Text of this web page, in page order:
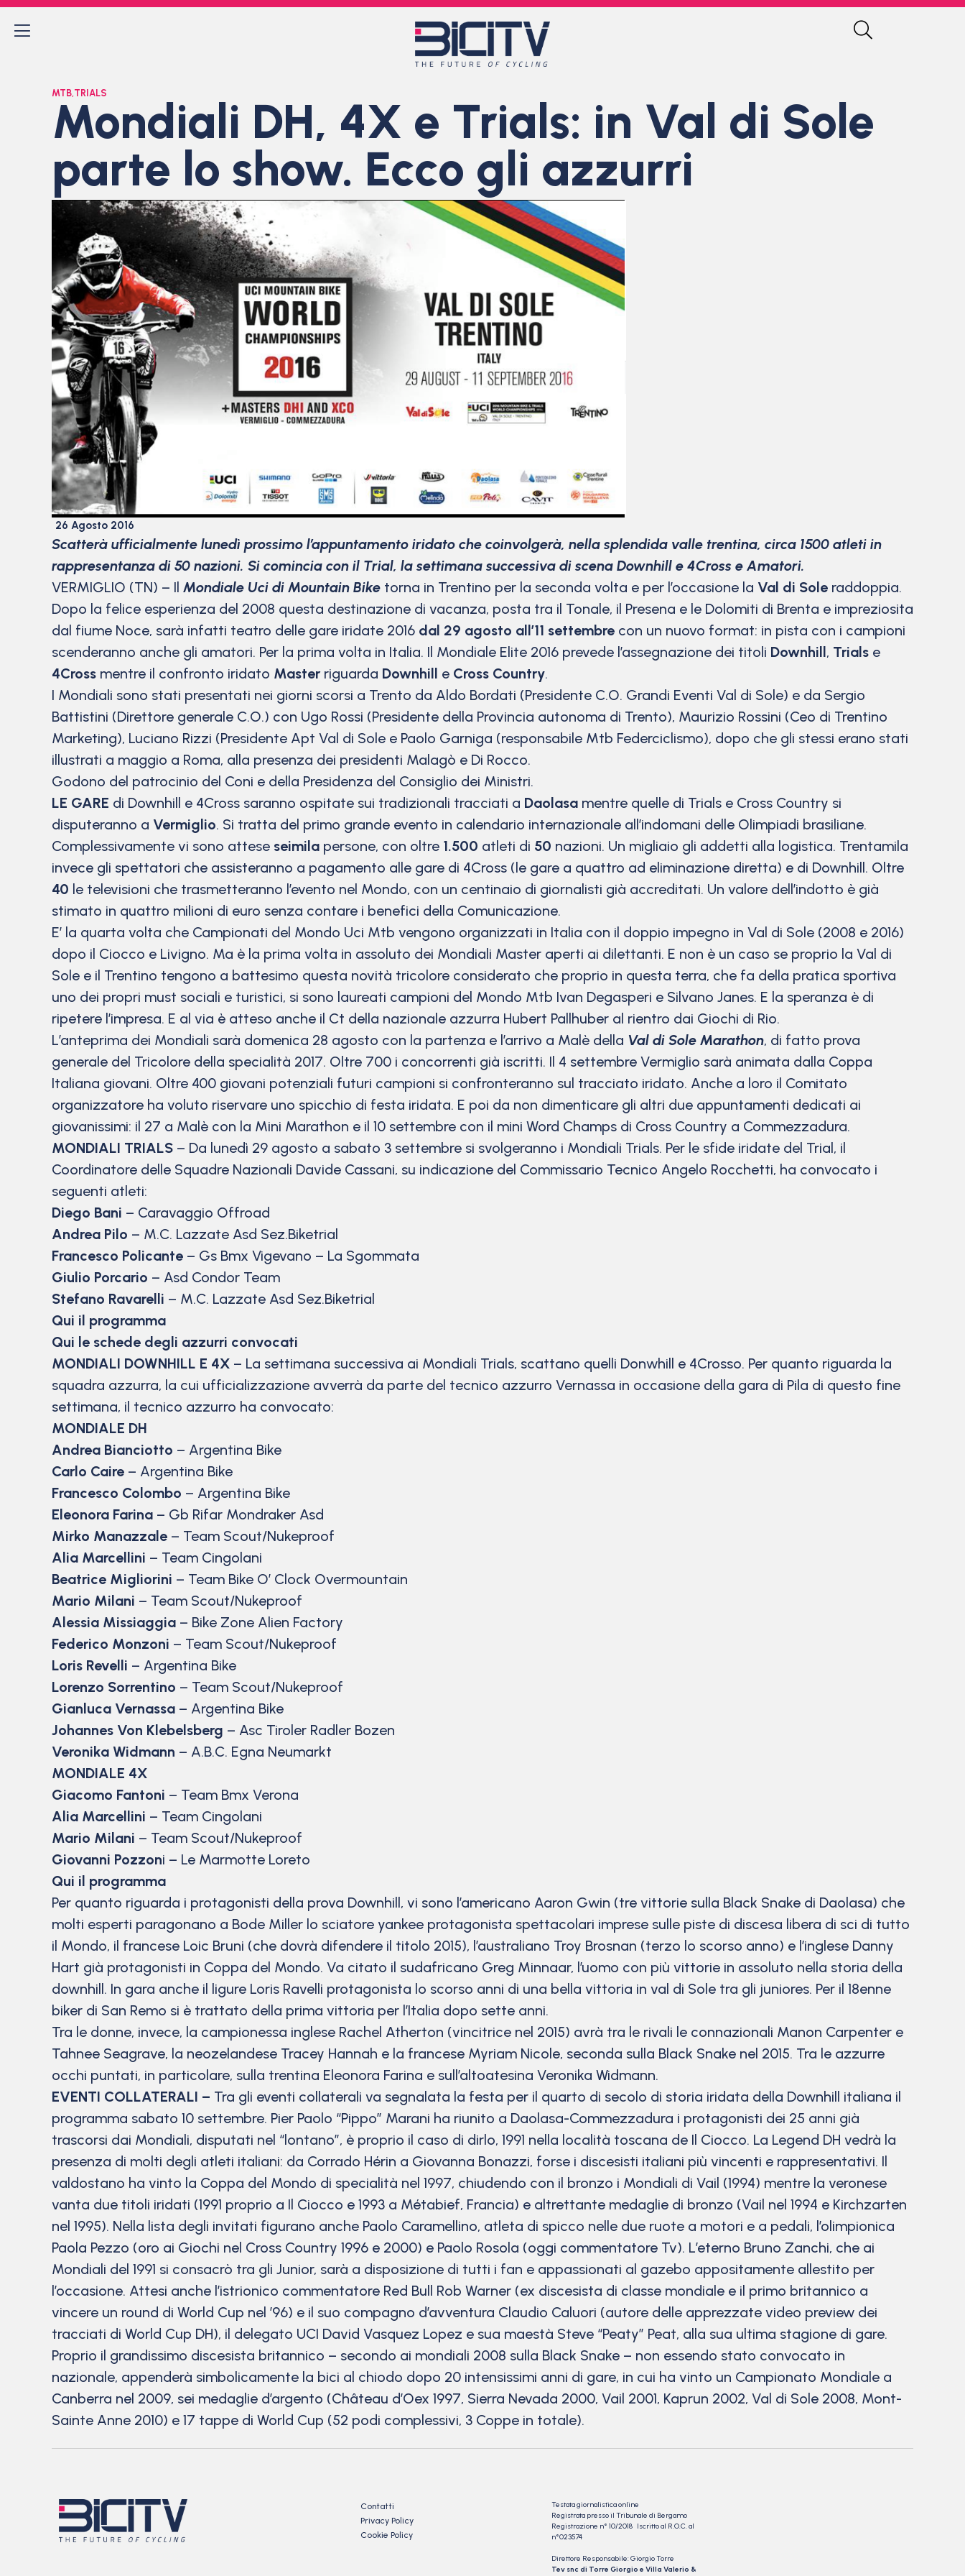
MTB,TRIALS
Mondiali DH, 4X e Trials: in Val di Sole
parte lo show. Ecco gli azzurri
26 Agosto 2016
Scatterà ufficialmente lunedì prossimo l’appuntamento iridato che coinvolgerà, nella splendida valle trentina, circa 1500 atleti in
rappresentanza di 50 nazioni. Si comincia con il Trial, la settimana successiva di scena Downhill e 4Cross e Amatori.
VERMIGLIO (TN) – Il Mondiale Uci di Mountain Bike torna in Trentino per la seconda volta e per l’occasione la Val di Sole raddoppia.
Dopo la felice esperienza del 2008 questa destinazione di vacanza, posta tra il Tonale, il Presena e le Dolomiti di Brenta e impreziosita
dal fiume Noce, sarà infatti teatro delle gare iridate 2016 dal 29 agosto all’11 settembre con un nuovo format: in pista con i campioni
scenderanno anche gli amatori. Per la prima volta in Italia. Il Mondiale Elite 2016 prevede l’assegnazione dei titoli Downhill, Trials e
4Cross mentre il confronto iridato Master riguarda Downhill e Cross Country.
I Mondiali sono stati presentati nei giorni scorsi a Trento da Aldo Bordati (Presidente C.O. Grandi Eventi Val di Sole) e da Sergio
Battistini (Direttore generale C.O.) con Ugo Rossi (Presidente della Provincia autonoma di Trento), Maurizio Rossini (Ceo di Trentino
Marketing), Luciano Rizzi (Presidente Apt Val di Sole e Paolo Garniga (responsabile Mtb Federciclismo), dopo che gli stessi erano stati
illustrati a maggio a Roma, alla presenza dei presidenti Malagò e Di Rocco.
Godono del patrocinio del Coni e della Presidenza del Consiglio dei Ministri.
LE GARE di Downhill e 4Cross saranno ospitate sui tradizionali tracciati a Daolasa mentre quelle di Trials e Cross Country si
disputeranno a Vermiglio. Si tratta del primo grande evento in calendario internazionale all’indomani delle Olimpiadi brasiliane.
Complessivamente vi sono attese seimila persone, con oltre 1.500 atleti di 50 nazioni. Un migliaio gli addetti alla logistica. Trentamila
invece gli spettatori che assisteranno a pagamento alle gare di 4Cross (le gare a quattro ad eliminazione diretta) e di Downhill. Oltre
40 le televisioni che trasmetteranno l’evento nel Mondo, con un centinaio di giornalisti già accreditati. Un valore dell’indotto è già
stimato in quattro milioni di euro senza contare i benefici della Comunicazione.
E’ la quarta volta che Campionati del Mondo Uci Mtb vengono organizzati in Italia con il doppio impegno in Val di Sole (2008 e 2016)
dopo il Ciocco e Livigno. Ma è la prima volta in assoluto dei Mondiali Master aperti ai dilettanti. E non è un caso se proprio la Val di
Sole e il Trentino tengono a battesimo questa novità tricolore considerato che proprio in questa terra, che fa della pratica sportiva
uno dei propri must sociali e turistici, si sono laureati campioni del Mondo Mtb Ivan Degasperi e Silvano Janes. E la speranza è di
ripetere l’impresa. E al via è atteso anche il Ct della nazionale azzurra Hubert Pallhuber al rientro dai Giochi di Rio.
L’anteprima dei Mondiali sarà domenica 28 agosto con la partenza e l’arrivo a Malè della Val di Sole Marathon, di fatto prova
generale del Tricolore della specialità 2017. Oltre 700 i concorrenti già iscritti. Il 4 settembre Vermiglio sarà animata dalla Coppa
Italiana giovani. Oltre 400 giovani potenziali futuri campioni si confronteranno sul tracciato iridato. Anche a loro il Comitato
organizzatore ha voluto riservare uno spicchio di festa iridata. E poi da non dimenticare gli altri due appuntamenti dedicati ai
giovanissimi: il 27 a Malè con la Mini Marathon e il 10 settembre con il mini Word Champs di Cross Country a Commezzadura.
MONDIALI TRIALS – Da lunedì 29 agosto a sabato 3 settembre si svolgeranno i Mondiali Trials. Per le sfide iridate del Trial, il
Coordinatore delle Squadre Nazionali Davide Cassani, su indicazione del Commissario Tecnico Angelo Rocchetti, ha convocato i
seguenti atleti:
Diego Bani – Caravaggio Offroad
Andrea Pilo – M.C. Lazzate Asd Sez.Biketrial
Francesco Policante – Gs Bmx Vigevano – La Sgommata
Giulio Porcario – Asd Condor Team
Stefano Ravarelli – M.C. Lazzate Asd Sez.Biketrial
Qui il programma
Qui le schede degli azzurri convocati
MONDIALI DOWNHILL E 4X – La settimana successiva ai Mondiali Trials, scattano quelli Donwhill e 4Crosso. Per quanto riguarda la
squadra azzurra, la cui ufficializzazione avverrà da parte del tecnico azzurro Vernassa in occasione della gara di Pila di questo fine
settimana, il tecnico azzurro ha convocato:
MONDIALE DH
Andrea Bianciotto – Argentina Bike
Carlo Caire – Argentina Bike
Francesco Colombo – Argentina Bike
Eleonora Farina – Gb Rifar Mondraker Asd
Mirko Manazzale – Team Scout/Nukeproof
Alia Marcellini – Team Cingolani
Beatrice Migliorini – Team Bike O’ Clock Overmountain
Mario Milani – Team Scout/Nukeproof
Alessia Missiaggia – Bike Zone Alien Factory
Federico Monzoni – Team Scout/Nukeproof
Loris Revelli – Argentina Bike
Lorenzo Sorrentino – Team Scout/Nukeproof
Gianluca Vernassa – Argentina Bike
Johannes Von Klebelsberg – Asc Tiroler Radler Bozen
Veronika Widmann – A.B.C. Egna Neumarkt
MONDIALE 4X
Giacomo Fantoni – Team Bmx Verona
Alia Marcellini – Team Cingolani
Mario Milani – Team Scout/Nukeproof
Giovanni Pozzoni – Le Marmotte Loreto
Qui il programma
Per quanto riguarda i protagonisti della prova Downhill, vi sono l’americano Aaron Gwin (tre vittorie sulla Black Snake di Daolasa) che
molti esperti paragonano a Bode Miller lo sciatore yankee protagonista spettacolari imprese sulle piste di discesa libera di sci di tutto
il Mondo, il francese Loic Bruni (che dovrà difendere il titolo 2015), l’australiano Troy Brosnan (terzo lo scorso anno) e l’inglese Danny
Hart già protagonisti in Coppa del Mondo. Va citato il sudafricano Greg Minnaar, l’uomo con più vittorie in assoluto nella storia della
downhill. In gara anche il ligure Loris Ravelli protagonista lo scorso anni di una bella vittoria in val di Sole tra gli juniores. Per il 18enne
biker di San Remo si è trattato della prima vittoria per l’Italia dopo sette anni.
Tra le donne, invece, la campionessa inglese Rachel Atherton (vincitrice nel 2015) avrà tra le rivali le connazionali Manon Carpenter e
Tahnee Seagrave, la neozelandese Tracey Hannah e la francese Myriam Nicole, seconda sulla Black Snake nel 2015. Tra le azzurre
occhi puntati, in particolare, sulla trentina Eleonora Farina e sull’altoatesina Veronika Widmann.
EVENTI COLLATERALI – Tra gli eventi collaterali va segnalata la festa per il quarto di secolo di storia iridata della Downhill italiana il
programma sabato 10 settembre. Pier Paolo “Pippo” Marani ha riunito a Daolasa-Commezzadura i protagonisti dei 25 anni già
trascorsi dai Mondiali, disputati nel “lontano”, è proprio il caso di dirlo, 1991 nella località toscana de Il Ciocco. La Legend DH vedrà la
presenza di molti degli atleti italiani: da Corrado Hérin a Giovanna Bonazzi, forse i discesisti italiani più vincenti e rappresentativi. Il
valdostano ha vinto la Coppa del Mondo di specialità nel 1997, chiudendo con il bronzo i Mondiali di Vail (1994) mentre la veronese
vanta due titoli iridati (1991 proprio a Il Ciocco e 1993 a Métabief, Francia) e altrettante medaglie di bronzo (Vail nel 1994 e Kirchzarten
nel 1995). Nella lista degli invitati figurano anche Paolo Caramellino, atleta di spicco nelle due ruote a motori e a pedali, l’olimpionica
Paola Pezzo (oro ai Giochi nel Cross Country 1996 e 2000) e Paolo Rosola (oggi commentatore Tv). L’eterno Bruno Zanchi, che ai
Mondiali del 1991 si consacrò tra gli Junior, sarà a disposizione di tutti i fan e appassionati al gazebo appositamente allestito per
l’occasione. Attesi anche l’istrionico commentatore Red Bull Rob Warner (ex discesista di classe mondiale e il primo britannico a
vincere un round di World Cup nel ’96) e il suo compagno d’avventura Claudio Caluori (autore delle apprezzate video preview dei
tracciati di World Cup DH), il delegato UCI David Vasquez Lopez e sua maestà Steve “Peaty” Peat, alla sua ultima stagione di gare.
Proprio il grandissimo discesista britannico – secondo ai mondiali 2008 sulla Black Snake – non essendo stato convocato in
nazionale, appenderà simbolicamente la bici al chiodo dopo 20 intensissimi anni di gare, in cui ha vinto un Campionato Mondiale a
Canberra nel 2009, sei medaglie d’argento (Château d’Oex 1997, Sierra Nevada 2000, Vail 2001, Kaprun 2002, Val di Sole 2008, Mont-
Sainte Anne 2010) e 17 tappe di World Cup (52 podi complessivi, 3 Coppe in totale).
Contatti
Privacy Policy
Cookie Policy
Testata giornalistica online
Registrata presso il Tribunale di Bergamo
Registrazione n° 10/2018 Iscritto al R.O.C. al
n°023574
Direttore Responsabile: Giorgio Torre
Tev snc di Torre Giorgio e Villa Valerio &